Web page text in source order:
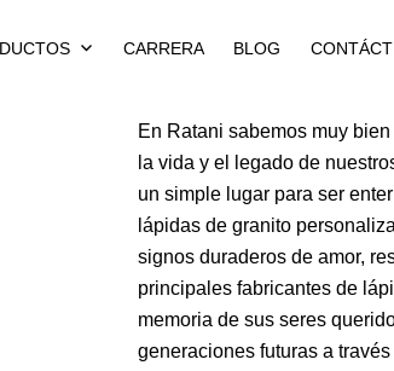
CARRERA BLOG
En Ratani sabemos muy
la vida y el legado de
un simple lugar para ser
lápidas de granito
signos duraderos de amor,
principales fabricantes de
memoria de sus seres
generaciones futuras a